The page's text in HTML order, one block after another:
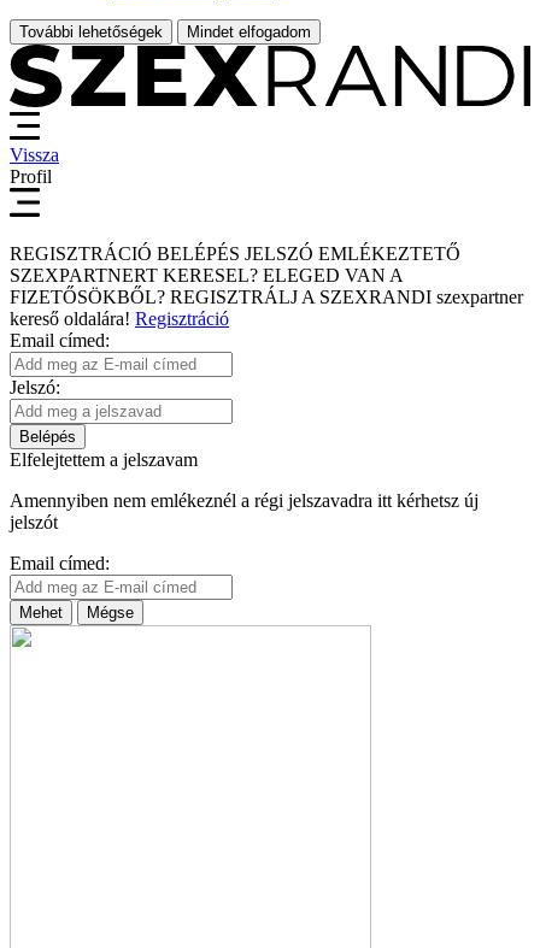
További lehetőségek Mindet elfogadom
Vissza
Profil
REGISZTRÁCIÓ BELÉPÉS JELSZÓ EMLÉKEZTETŐ
SZEXPARTNERT KERESEL? ELEGED VAN A
FIZETŐSÖKBŐL? REGISZTRÁLJ A SZEXRANDI szexpartner
kereső oldalára! Regisztráció
Email címed:
Jelszó:
Belépés
Elfelejtettem a jelszavam
Amennyiben nem emlékeznél a régi jelszavadra itt kérhetsz új
jelszót
Email címed:
Mehet Mégse